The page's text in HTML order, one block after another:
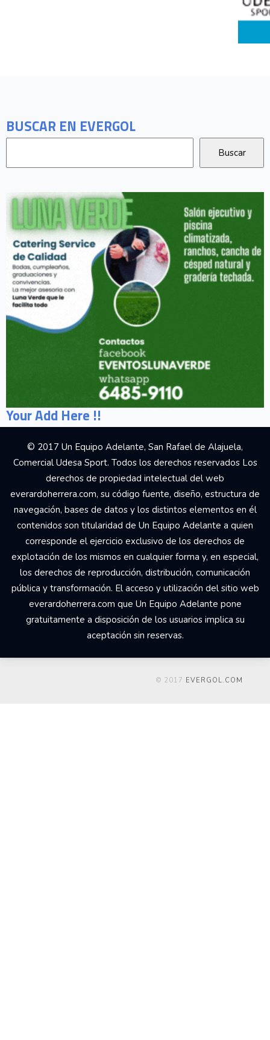
BUSCAR EN EVERGOL
Your Add Here !!
© 2017 Un Equipo Adelante, San Rafael de Alajuela,
Comercial Udesa Sport. Todos los derechos reservados Los
derechos de propiedad intelectual del web
everardoherrera.com, su código fuente, diseño, estructura de
navegación, bases de datos y los distintos elementos en él
contenidos son titularidad de Un Equipo Adelante a quien
corresponde el ejercicio exclusivo de los derechos de
explotación de los mismos en cualquier forma y, en especial,
los derechos de reproducción, distribución, comunicación
pública y transformación. El acceso y utilización del sitio web
everardoherrera.com que Un Equipo Adelante pone
gratuitamente a disposición de los usuarios implica su
aceptación sin reservas.
© 2017 EVERGOL.COM